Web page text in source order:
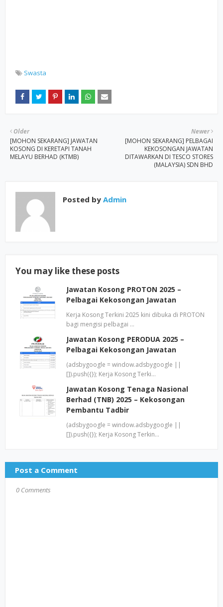
Swasta
Newer
[MOHON SEKARANG] PELBAGAI
KEKOSONGAN JAWATAN
DITAWARKAN DI TESCO STORES
(MALAYSIA) SDN BHD
Older
[MOHON SEKARANG] JAWATAN
KOSONG DI KERETAPI TANAH
MELAYU BERHAD (KTMB)
Posted by Admin
You may like these posts
Jawatan Kosong PROTON 2025 –
Pelbagai Kekosongan Jawatan
Kerja Kosong Terkini 2025 kini dibuka di PROTON
bagi mengisi pelbagai …
Jawatan Kosong PERODUA 2025 –
Pelbagai Kekosongan Jawatan
(adsbygoogle = window.adsbygoogle ||
[]).push({}); Kerja Kosong Terki…
Jawatan Kosong Tenaga Nasional
Berhad (TNB) 2025 – Kekosongan
Pembantu Tadbir
(adsbygoogle = window.adsbygoogle ||
[]).push({}); Kerja Kosong Terkin…
Post a Comment
0 Comments